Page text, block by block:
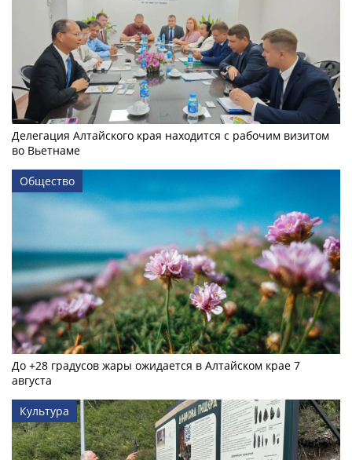
Делегация Алтайского края находится с рабочим визитом
во Вьетнаме
Общество
До +28 градусов жары ожидается в Алтайском крае 7
августа
Культура